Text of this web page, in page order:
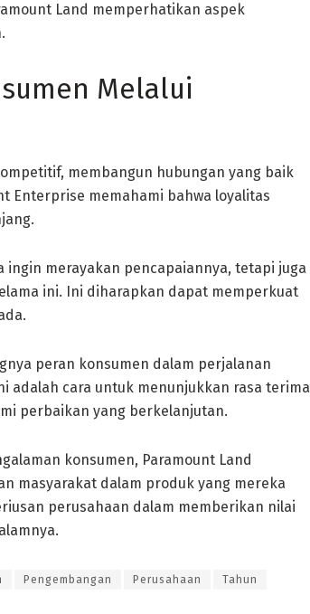
Land memperhatikan aspek
Melalui
membangun hubungan yang baik
Enterprise memahami bahwa loyalitas
merayakan pencapaiannya, tetapi juga
ini. Ini diharapkan dapat memperkuat
peran konsumen dalam perjalanan
adalah cara untuk menunjukkan rasa terima
perbaikan yang berkelanjutan.
konsumen, Paramount Land
masyarakat dalam produk yang mereka
perusahaan dalam memberikan nilai
Pengembangan Perusahaan Tahun